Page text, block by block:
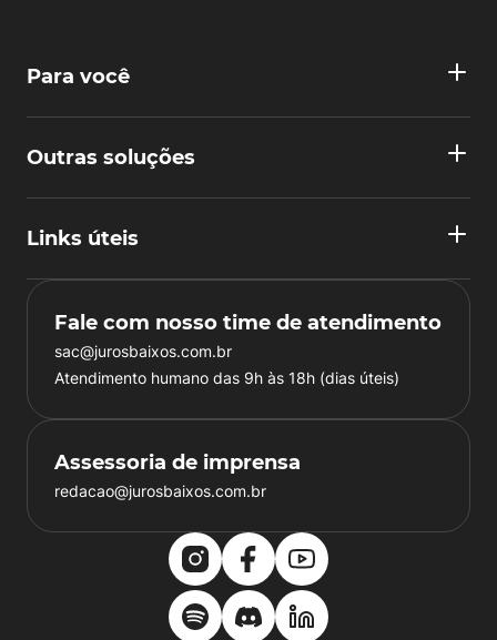
Para você
Outras soluções
Links úteis
Fale com nosso time de atendimento
sac@jurosbaixos.com.br
Atendimento humano das 9h às 18h (dias úteis)
Assessoria de imprensa
redacao@jurosbaixos.com.br